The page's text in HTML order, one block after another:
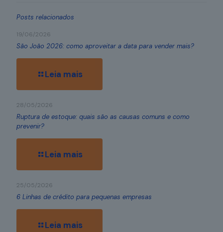
Posts relacionados
19/06/2026
São João 2026: como aproveitar a data para vender mais?
Leia mais
28/05/2026
Ruptura de estoque: quais são as causas comuns e como
prevenir?
Leia mais
25/05/2026
6 Linhas de crédito para pequenas empresas
Leia mais